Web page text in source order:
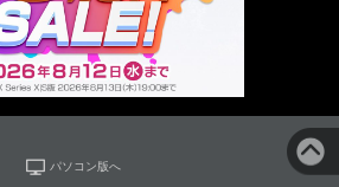
パソコン版へ